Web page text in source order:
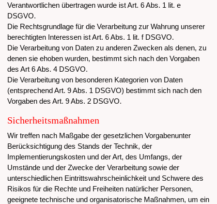
Verantwortlichen übertragen wurde ist Art. 6 Abs. 1 lit. e
DSGVO.
Die Rechtsgrundlage für die Verarbeitung zur Wahrung unserer
berechtigten Interessen ist Art. 6 Abs. 1 lit. f DSGVO.
Die Verarbeitung von Daten zu anderen Zwecken als denen, zu
denen sie ehoben wurden, bestimmt sich nach den Vorgaben
des Art 6 Abs. 4 DSGVO.
Die Verarbeitung von besonderen Kategorien von Daten
(entsprechend Art. 9 Abs. 1 DSGVO) bestimmt sich nach den
Vorgaben des Art. 9 Abs. 2 DSGVO.
Sicherheitsmaßnahmen
Wir treffen nach Maßgabe der gesetzlichen Vorgabenunter
Berücksichtigung des Stands der Technik, der
Implementierungskosten und der Art, des Umfangs, der
Umstände und der Zwecke der Verarbeitung sowie der
unterschiedlichen Eintrittswahrscheinlichkeit und Schwere des
Risikos für die Rechte und Freiheiten natürlicher Personen,
geeignete technische und organisatorische Maßnahmen, um ein